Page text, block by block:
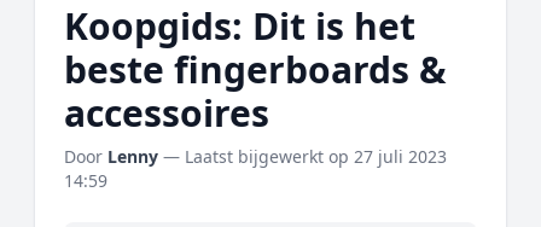
Koopgids: Dit is het
beste fingerboards &
accessoires
Door Lenny — Laatst bijgewerkt op 27 juli 2023
14:59